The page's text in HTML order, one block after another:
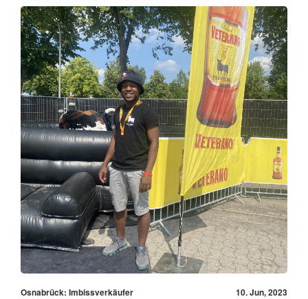
Osnabrück: Imbissverkäufer 10. Jun, 2023